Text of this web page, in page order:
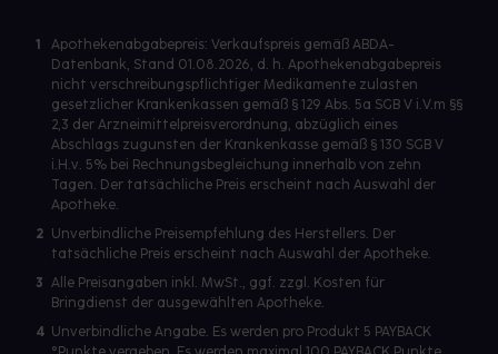
1
Apothekenabgabepreis: Verkaufspreis gemäß ABDA-
Datenbank, Stand 01.08.2026, d. h. Apothekenabgabepreis
nicht verschreibungspflichtiger Medikamente zulasten
gesetzlicher Krankenkassen gemäß § 129 Abs. 5a SGB V i.V.m §§
2,3 der Arzneimittelpreisverordnung, abzüglich eines
Abschlags zugunsten der Krankenkasse gemäß § 130 SGB V
i.H.v. 5% bei Rechnungsbegleichung innerhalb von zehn
Tagen. Der tatsächliche Preis erscheint nach Auswahl der
Apotheke.
2 Unverbindliche Preisempfehlung des Herstellers. Der
tatsächliche Preis erscheint nach Auswahl der Apotheke.
3 Alle Preisangaben inkl. MwSt., ggf. zzgl. Kosten für
Bringdienst der ausgewählten Apotheke.
4 Unverbindliche Angabe. Es werden pro Produkt 5 PAYBACK